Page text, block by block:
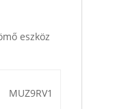
eszköz
MUZ9RV1